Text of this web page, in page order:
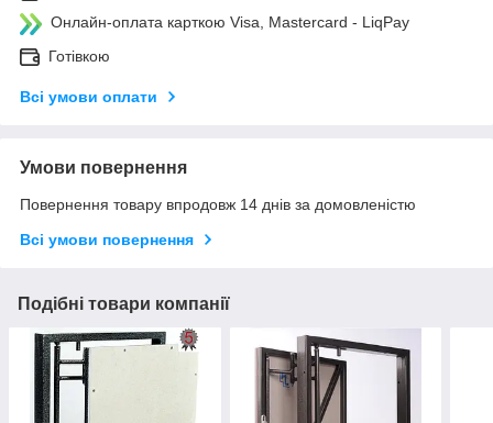
Онлайн-оплата карткою Visa, Mastercard - LiqPay
Готівкою
Всі умови оплати
Умови повернення
Повернення товару впродовж 14 днів за домовленістю
Всі умови повернення
Подібні товари компанії